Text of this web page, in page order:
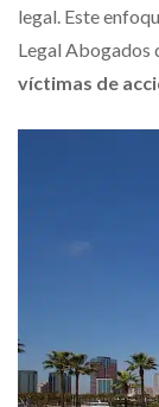
legal. Este
Legal Abogados
víctimas de